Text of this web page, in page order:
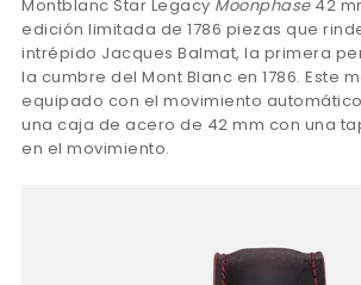
Montblanc Star Legacy Moonphase42
edición limitada de 1786 piezas que
intrépido Jacques Balmat, la primera
la cumbre del Mont Blanc en 1786. Este
equipado con el movimiento
una caja de acero de 42 mm con una
en el movimiento.